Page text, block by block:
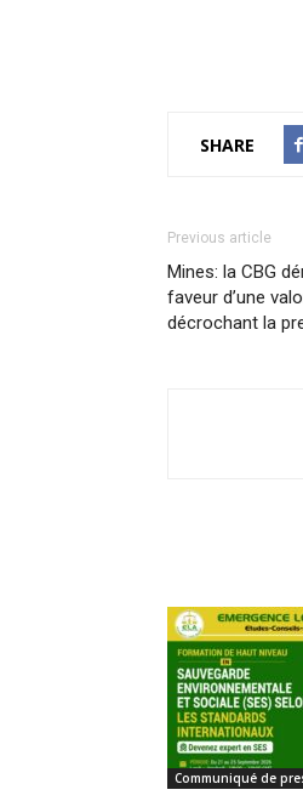
SHARE
Previous article
Mines: la CBG
faveur d’une
décrochant la
Communiqué de